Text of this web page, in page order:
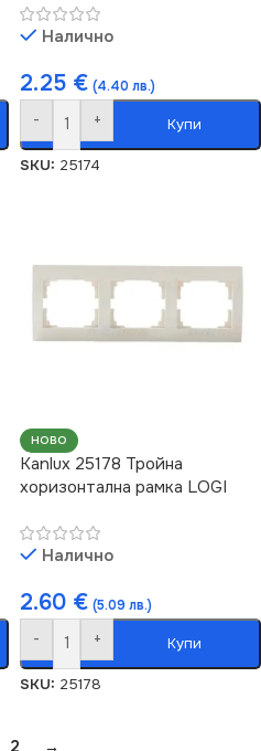
Налично
2.25 € (4.40 лв.)
- + Купи
SKU: 25174
НОВО
Kanlux 25178 Тройна
хоризонтална рамка LOGI
Налично
2.60 € (5.09 лв.)
- + Купи
SKU: 25178
2 →